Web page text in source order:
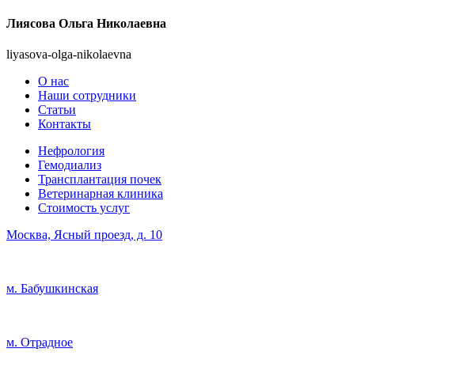
Лиясова Ольга Николаевна
liyasova-olga-nikolaevna
О нас
Наши сотрудники
Статьи
Контакты
Нефрология
Гемодиализ
Трансплантация почек
Ветеринарная клиника
Стоимость услуг
Москва, Ясный проезд, д. 10
м. Бабушкинская
м. Отрадное